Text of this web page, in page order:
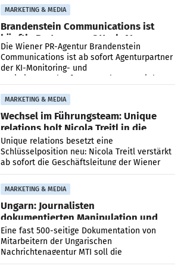
MARKETING & MEDIA
Brandenstein Communications ist
künftig Partner von OtterlyAI
Die Wiener PR-Agentur Brandenstein
Communications ist ab sofort Agenturpartner
der KI-Monitoring- und
Optimierungsplattform OtterlyAI. Damit baut
MARKETING & MEDIA
Wechsel im Führungsteam: Unique
relations holt Nicola Treitl in die
Geschäftsleitung
Unique relations besetzt eine
Schlüsselposition neu: Nicola Treitl verstärkt
ab sofort die Geschäftsleitung der Wiener
PR-Agentur an der Seite von Josef Kalina und
Anna Kalina-Mahr.
MARKETING & MEDIA
Ungarn: Journalisten
dokumentierten Manipulation und
Zensur
Eine fast 500-seitige Dokumentation von
Mitarbeitern der Ungarischen
Nachrichtenagentur MTI soll die
systematische Nachrichten-Manipulation und